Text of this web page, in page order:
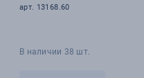
арт. 13168.60
В наличии 38 шт.